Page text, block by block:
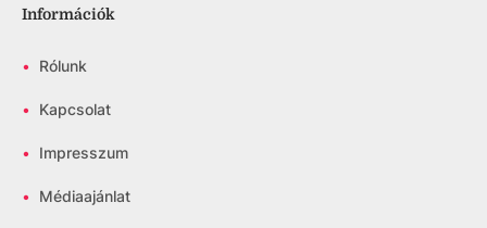
Információk
• Rólunk
• Kapcsolat
• Impresszum
• Médiaajánlat